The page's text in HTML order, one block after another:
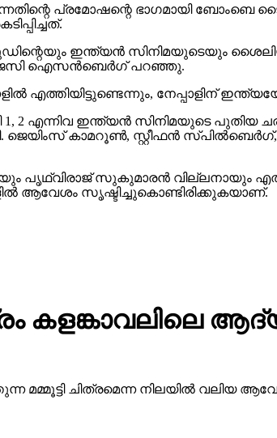
പ്രമോഷന്റെ ഭാഗമായി
ഇന്ത്യന്‍ സിനിമയുടെയും
ജെസി ഐസന്‍ബെര്‍ഗ് പറഞ്ഞു.
എത്തിയിട്ടുണ്ടെന്നും, നേപ്പാളിന്
2 എന്നിവ ഇന്ത്യന്‍ സിനിമയുടെ പുതിയ
ജെയിംസ് കാമറൂണ്‍, സ്റ്റീഫന്‍
പൃഥ്വിരാജ് സുകുമാരന്‍ വില്ലനായും
ആവേശം സൃഷ്ടിച്ചുകൊണ്ടിരിക്കുകയാണ്.
കളങ്കാവലിലെ
മമ്മൂട്ടി ചിത്രമെന്ന നിലയിൽ വലിയ